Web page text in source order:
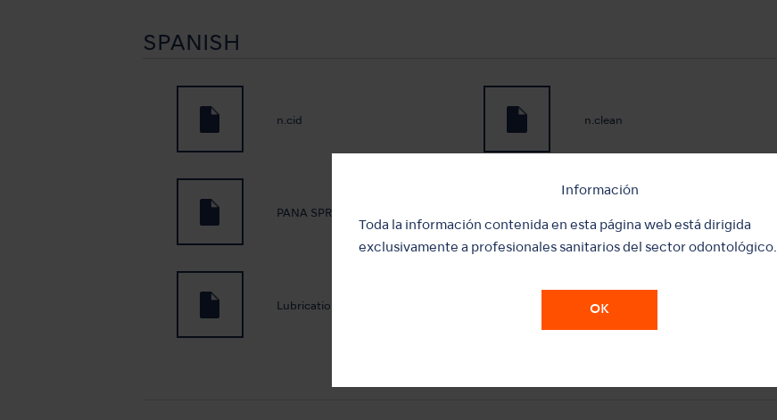
Información
Toda la información contenida en esta página web está dirigida
exclusivamente a profesionales sanitarios del sector odontológico.
OK
SPANISH
n.cid n.clean
PANA SPRAY Plus
Lubrication oil Maintenance Oil